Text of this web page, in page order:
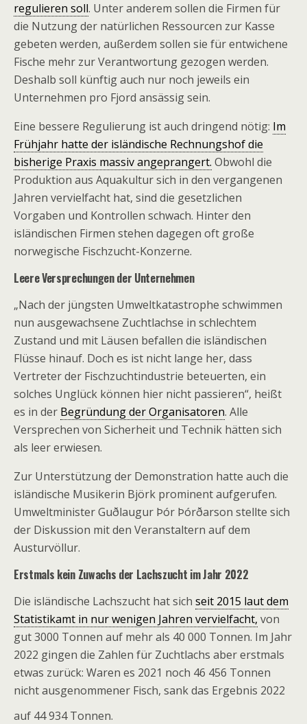
regulieren soll. Unter anderem sollen die Firmen für
die Nutzung der natürlichen Ressourcen zur Kasse
gebeten werden, außerdem sollen sie für entwichene
Fische mehr zur Verantwortung gezogen werden.
Deshalb soll künftig auch nur noch jeweils ein
Unternehmen pro Fjord ansässig sein.
Eine bessere Regulierung ist auch dringend nötig: Im
Frühjahr hatte der isländische Rechnungshof die
bisherige Praxis massiv angeprangert. Obwohl die
Produktion aus Aquakultur sich in den vergangenen
Jahren vervielfacht hat, sind die gesetzlichen
Vorgaben und Kontrollen schwach. Hinter den
isländischen Firmen stehen dagegen oft große
norwegische Fischzucht-Konzerne.
Leere Versprechungen der Unternehmen
„Nach der jüngsten Umweltkatastrophe schwimmen
nun ausgewachsene Zuchtlachse in schlechtem
Zustand und mit Läusen befallen die isländischen
Flüsse hinauf. Doch es ist nicht lange her, dass
Vertreter der Fischzuchtindustrie beteuerten, ein
solches Unglück können hier nicht passieren“, heißt
es in der Begründung der Organisatoren. Alle
Versprechen von Sicherheit und Technik hätten sich
als leer erwiesen.
Zur Unterstützung der Demonstration hatte auch die
isländische Musikerin Björk prominent aufgerufen.
Umweltminister Guðlaugur Þór Þórðarson stellte sich
der Diskussion mit den Veranstaltern auf dem
Austurvöllur.
Erstmals kein Zuwachs der Lachszucht im Jahr 2022
Die isländische Lachszucht hat sich seit 2015 laut dem
Statistikamt in nur wenigen Jahren vervielfacht, von
gut 3000 Tonnen auf mehr als 40 000 Tonnen. Im Jahr
2022 gingen die Zahlen für Zuchtlachs aber erstmals
etwas zurück: Waren es 2021 noch 46 456 Tonnen
nicht ausgenommener Fisch, sank das Ergebnis 2022
auf 44 934 Tonnen.